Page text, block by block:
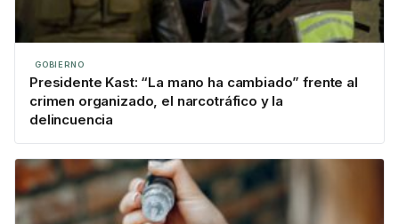
GOBIERNO
Presidente Kast: “La mano ha cambiado” frente al
crimen organizado, el narcotráfico y la
delincuencia